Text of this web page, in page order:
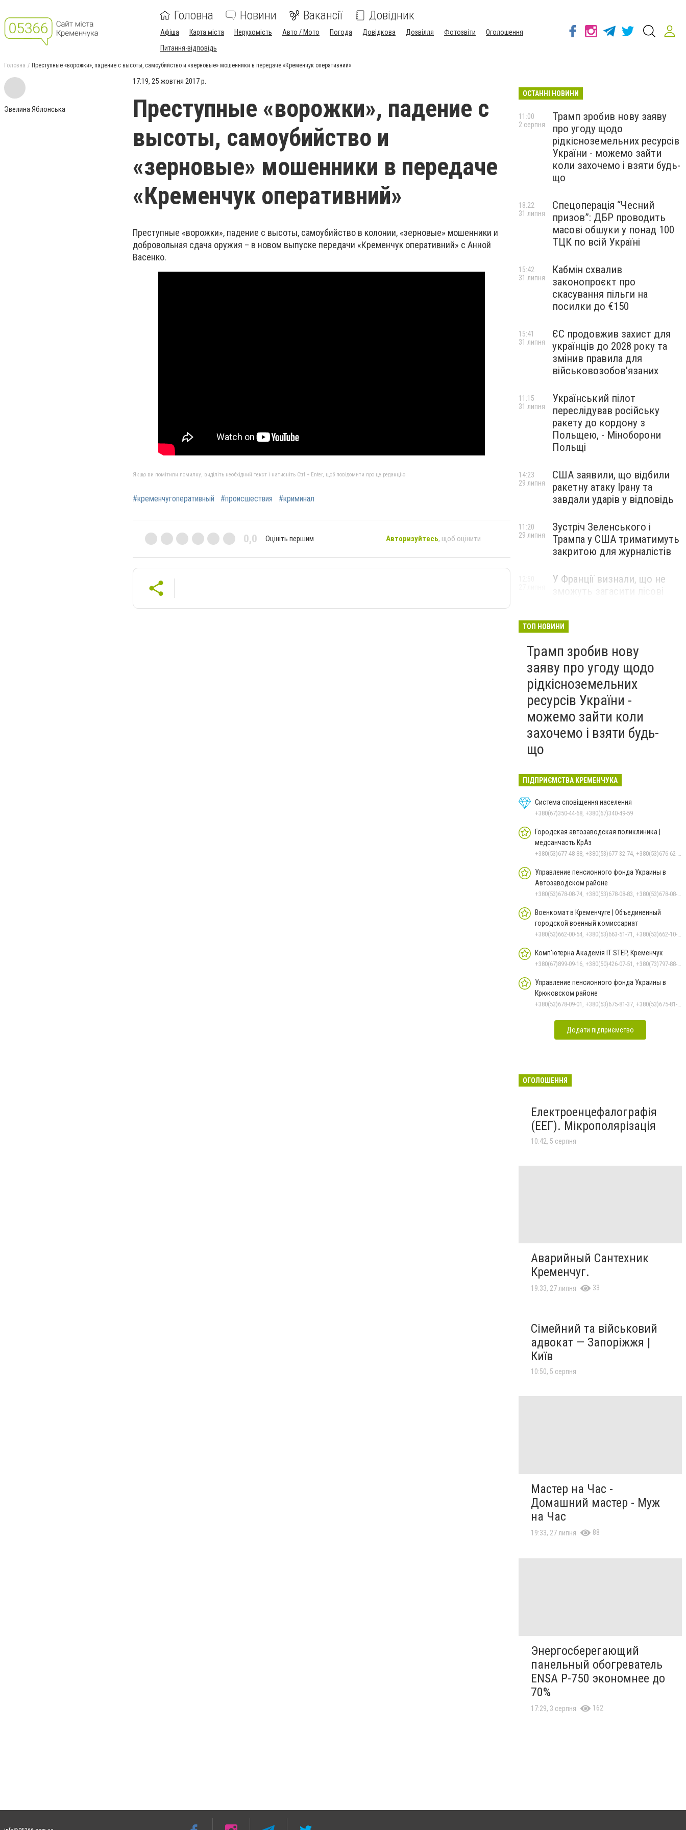
Головна Новини Вакансії Довідник
Афіша Карта міста Нерухомість Авто / Мото Погода Довідкова Дозвілля Фотозвіти
Оголошення
Питання-відповідь
Головна Преступные «ворожки», падение с высоты, самоубийство и «зерновые» мошенники в передаче «Кременчук оперативний»
Эвелина Яблонська
17:19, 25 жовтня 2017 р.
Преступные «ворожки», падение с
высоты, самоубийство и
«зерновые» мошенники в передаче
«Кременчук оперативний»
Преступные «ворожки», падение с высоты, самоубийство в колонии, «зерновые» мошенники и
добровольная сдача оружия – в новом выпуске передачи «Кременчук оперативний» с Анной
Васенко.
Якщо ви помітили помилку, виділіть необхідний текст і натисніть Ctrl + Enter, щоб повідомити про це редакцію
#кременчугоперативный #происшествия #криминал
0,0 Оцініть першим Авторизуйтесь, щоб оцінити
ОСТАННІ НОВИНИ
Трамп зробив нову заяву
про угоду щодо
рідкісноземельних ресурсів
України - можемо зайти
коли захочемо і взяти будь-
що
11:00
2 серпня
Спецоперація “Чесний
призов”: ДБР проводить
масові обшуки у понад 100
ТЦК по всій Україні
18:22
31 липня
Кабмін схвалив
законопроєкт про
скасування пільги на
посилки до €150
15:42
31 липня
ЄС продовжив захист для
українців до 2028 року та
змінив правила для
військовозобов'язаних
15:41
31 липня
Український пілот
переслідував російську
ракету до кордону з
Польщею, - Міноборони
Польщі
11:15
31 липня
США заявили, що відбили
ракетну атаку Ірану та
завдали ударів у відповідь
14:23
29 липня
Зустріч Зеленського і
Трампа у США триматимуть
закритою для журналістів
11:20
29 липня
У Франції визнали, що не
ТОП НОВИНИ
Трамп зробив нову
заяву про угоду щодо
рідкісноземельних
ресурсів України -
можемо зайти коли
захочемо і взяти будь-
що
ПІДПРИЄМСТВА КРЕМЕНЧУКА
Система сповіщення населення
+380(67)350-44-68, +380(67)340-49-59
Городская автозаводская поликлиника |
медсанчасть КрАз
+380(53)677-48-88, +380(53)677-32-74, +380(53)676-62-99, +380536766187
Управление пенсионного фонда Украины в
Автозаводском районе
+380(53)678-08-74, +380(53)678-08-83, +380(53)678-08-41, +380(53)678-08-86, +380(53)678-09-05
Военкомат в Кременчуге | Объединенный
городской военный комиссариат
+380(53)662-00-54, +380(53)663-51-71, +380(53)662-10-35
Комп'ютерна Академія IT STEP, Кременчук
+380(67)899-09-16, +380(50)426-07-51, +380(73)797-88-17
Управление пенсионного фонда Украины в
Крюковском районе
+380(53)678-09-01, +380(53)675-81-37, +380(53)675-81-32, +380(53)675-81-40, +380(53)675-81-33, +380(53)675-81-38, +380(53)675-81-31, +380(53)678-08-87
Додати підприємство
ОГОЛОШЕННЯ
Електроенцефалографія
(ЕЕГ). Мікрополярізація
10:42, 5 серпня
Аварийный Сантехник
Кременчуг.
19:33, 27 липня 33
Сімейний та військовий
адвокат — Запоріжжя |
Київ
10:50, 5 серпня
Мастер на Час -
Домашний мастер - Муж
на Час
19:33, 27 липня 88
Энергосберегающий
панельный обогреватель
ENSA Р-750 экономнее до
70%
17:29, 3 серпня 162